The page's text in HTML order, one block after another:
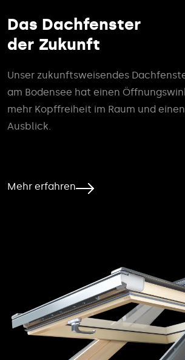
Das Dachfenster
der Zukunft
Unser zukunftsweisendes
am Bodensee hat einen
mehr Kopffreiheit im Raum und
Ausblick.
Mehr erfahren